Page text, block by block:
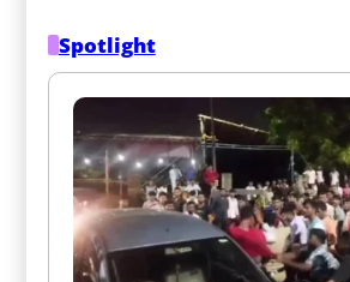
Spotlight